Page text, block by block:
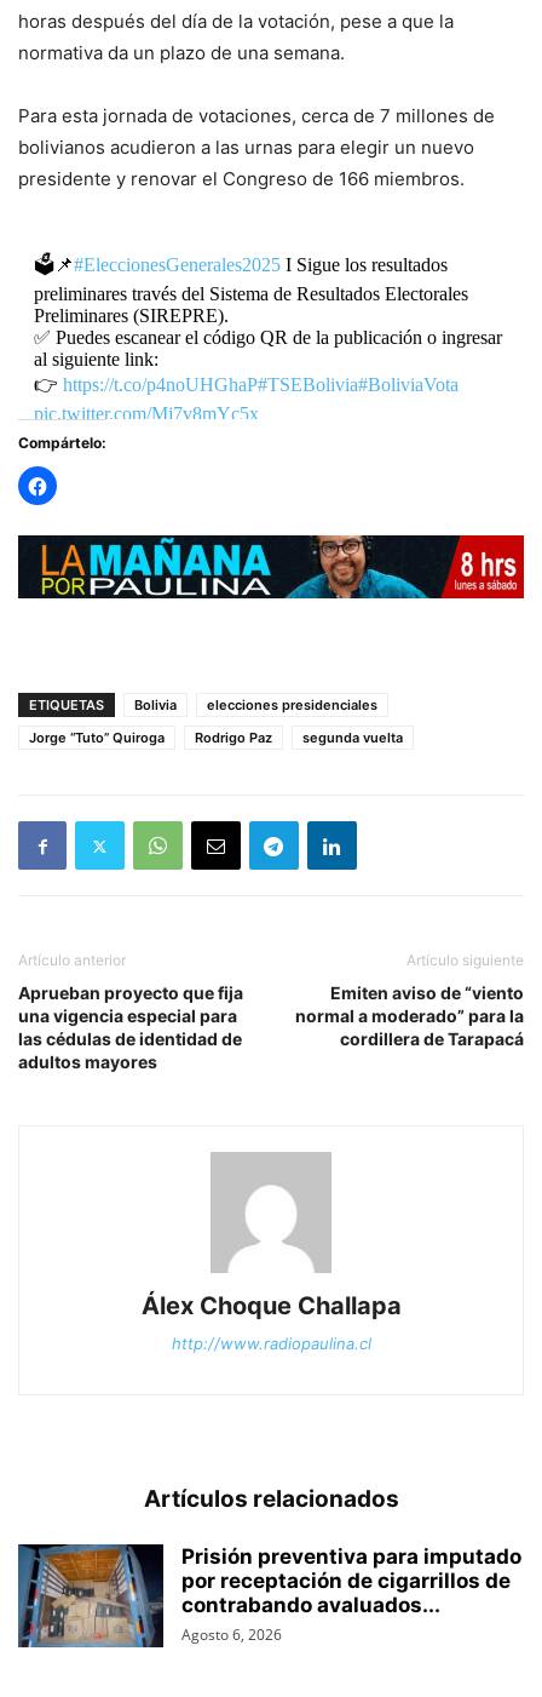
horas después del día de la votación, pese a que la
normativa da un plazo de una semana.
Para esta jornada de votaciones, cerca de 7 millones de
bolivianos acudieron a las urnas para elegir un nuevo
presidente y renovar el Congreso de 166 miembros.
🗳️📌#EleccionesGenerales2025I Sigue los resultados
preliminares través del Sistema de Resultados Electorales
Preliminares (SIREPRE).
✅ Puedes escanear el código QR de la publicación o ingresar
al siguiente link:
👉 https://t.co/p4noUHGhaP#TSEBolivia#BoliviaVota
pic.twitter.com/Mj7v8mYc5x
— TSE Bolivia (@TSEBolivia)
Compártelo:
ETIQUETAS Bolivia
elecciones presidenciales
Jorge “Tuto” Quiroga
Rodrigo Paz segunda vuelta
Artículo anterior
Aprueban proyecto que fija
una vigencia especial para
las cédulas de identidad de
adultos mayores
Artículo siguiente
Emiten aviso de “viento
normal a moderado” para la
cordillera de Tarapacá
Álex Choque Challapa
http://www.radiopaulina.cl
Artículos relacionados
Prisión preventiva para imputado
por receptación de cigarrillos de
contrabando avaluados...
Agosto 6, 2026